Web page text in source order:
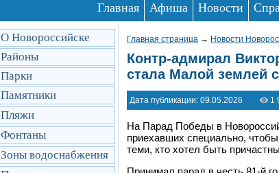
Главная Афиша Новости
О Новороссийске
Районы
Парки
Памятники
Пляжи
Фонтаны
Зоны водоснабжения
Главная страница → Новости
Контр-адмирал
стала Малой землей
Дата публикации: 09.05.2026 1
На Парад Победы в
приехавших специально,
теми, кто хотел быть